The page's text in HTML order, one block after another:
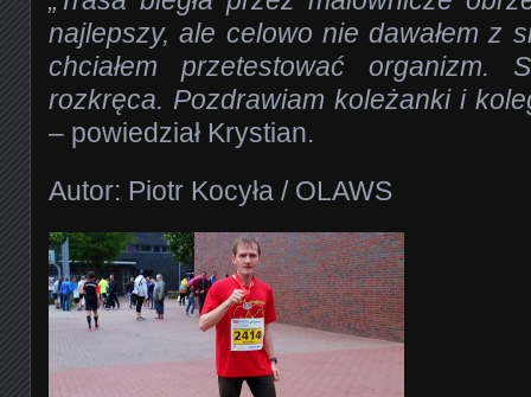
najlepszy, ale celowo nie dawałem z
chciałem przetestować
rozkręca. Pozdrawiam koleżanki i
– powiedział Krystian.
Autor: Piotr Kocyła / OLAWS